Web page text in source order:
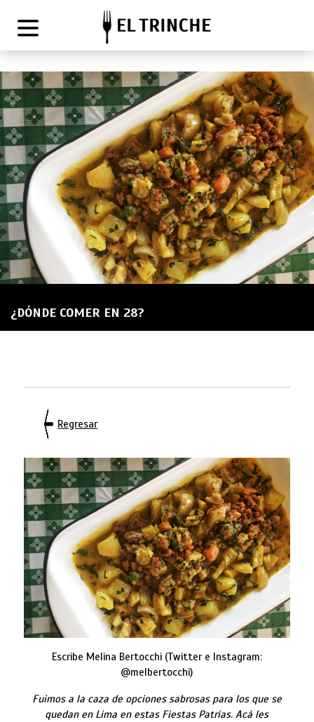
¿DÓNDE COMER EN 28?
Regresar
Escribe Melina Bertocchi (Twitter e Instagram:
@melbertocchi)
Fuimos a la caza de opciones sabrosas para los que se
quedan en Lima en estas Fiestas Patrias. Acá les